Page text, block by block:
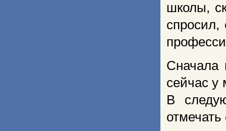
школы,
Сначала
сейчас у
В